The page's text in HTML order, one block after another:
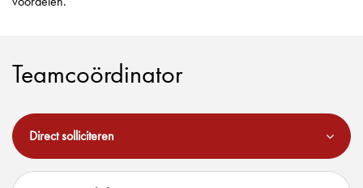
Teamcoördinator
Direct solliciteren